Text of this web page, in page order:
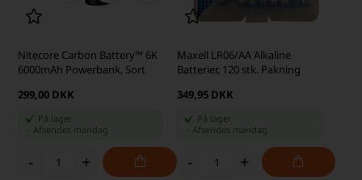
Nitecore Carbon Battery™ 6K
6000mAh Powerbank, Sort
299,00 DKK
På lager
-Afsendes mandag
- +
Maxell LR06/AA Alkaline
Batterier, 120 stk. Pakning
349,95 DKK
På lager
Afsendes mandag
- +